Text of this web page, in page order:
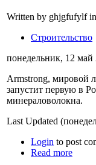
Written by ghjgfufylf in
Строительство
понедельник, 12 май
Armstrong, мировой
запустит первую в
минераловолокна.
Last Updated
Login to post
Read more